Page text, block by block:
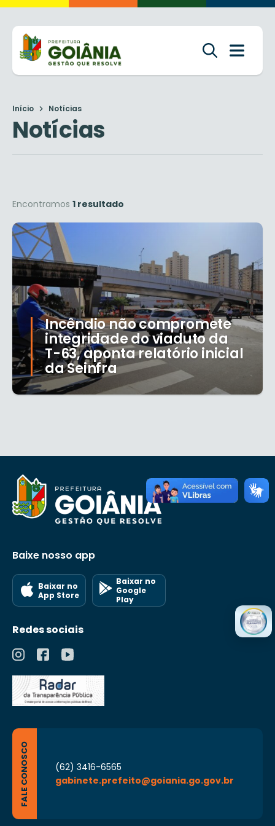
Início Notícias
Notícias
Encontramos 1 resultado
Incêndio não compromete
integridade do viaduto da
T-63, aponta relatório inicial
da Seinfra
Baixe nosso app
Baixar no
App Store
Baixar no
Google
Play
Redes sociais
FALE CONOSCO
(62) 3416-6565
gabinete.prefeito@goiania.go.gov.br